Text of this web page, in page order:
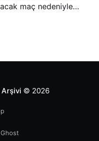
maç nedeniyle
yapılan açıklamaya
Arşivi © 2026